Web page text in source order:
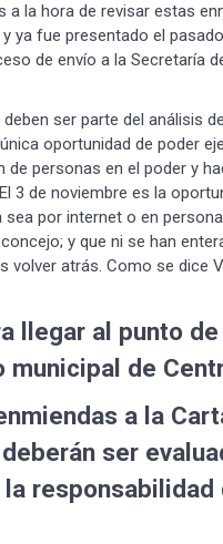
la hora de revisar estas
ya fue presentado el
de envío a la Secretaría
ser parte del análisis
oportunidad de poder
de personas en el poder y
3 de noviembre es la
por internet o en
y que ni se han
volver atrás. Como se dice
llegar al punto
de
a la
ser